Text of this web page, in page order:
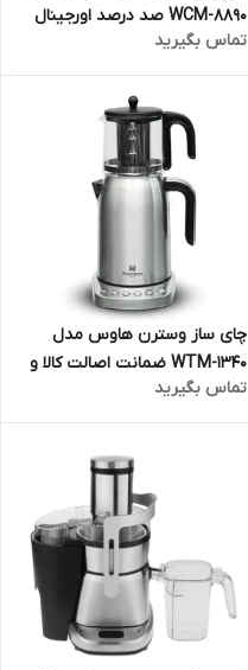
WCM-8890 صد درصد اورجینال
ارسال فوری
تماس بگیرید
چای ساز وسترن هاوس مدل
WTM-1340 ضمانت اصالت کالا و
ماهه مارکو تجارت
تماس بگیرید